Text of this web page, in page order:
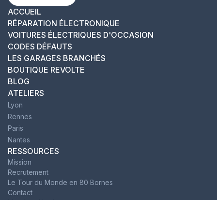
ACCUEIL
RÉPARATION ÉLECTRONIQUE
VOITURES ÉLECTRIQUES D'OCCASION
CODES DÉFAUTS
LES GARAGES BRANCHÉS
BOUTIQUE REVOLTE
BLOG
ATELIERS
Lyon
Rennes
Paris
Nantes
RESSOURCES
Mission
Recrutement
Le Tour du Monde en 80 Bornes
Contact